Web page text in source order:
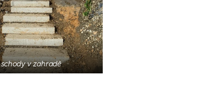
schody v zahradě